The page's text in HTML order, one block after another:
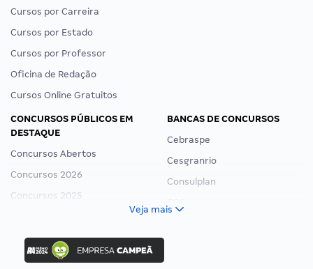
Cursos por Carreira
Cursos por Estado
Cursos por Professor
Oficina de Redação
Cursos Online Gratuitos
CONCURSOS PÚBLICOS EM
DESTAQUE
Concursos Abertos
Concursos 2026
Concursos 2025
Concurso Ibama
Concurso MPU
BANCAS DE CONCURSOS
Cebraspe
Cesgranrio
Consulplan
Veja mais